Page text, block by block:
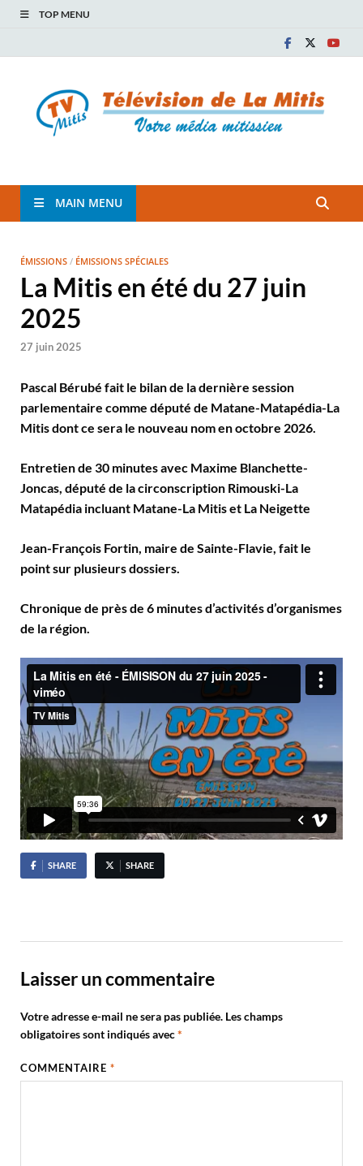
TOP MENU
TVM
MAIN MENU
ÉMISSIONS / ÉMISSIONS SPÉCIALES
La Mitis en été du 27 juin
2025
27 juin 2025
Pascal Bérubé fait le bilan de la dernière session
parlementaire comme député de Matane-Matapédia-La
Mitis dont ce sera le nouveau nom en octobre 2026.
Entretien de 30 minutes avec Maxime Blanchette-
Joncas, député de la circonscription Rimouski-La
Matapédia incluant Matane-La Mitis et La Neigette
Jean-François Fortin, maire de Sainte-Flavie, fait le
point sur plusieurs dossiers.
Chronique de près de 6 minutes d’activités d’organismes
de la région.
SHARE SHARE
Laisser un commentaire
Votre adresse e-mail ne sera pas publiée. Les champs
obligatoires sont indiqués avec*
COMMENTAIRE*